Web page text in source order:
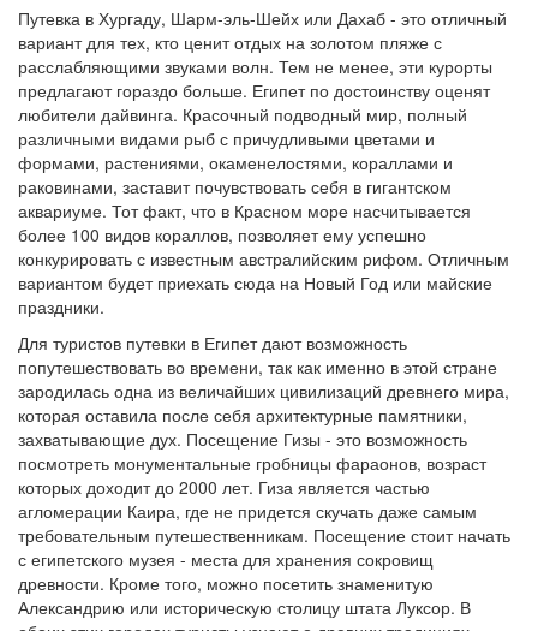
Путевка в Хургаду, Шарм-эль-Шейх или Дахаб - это отличный
вариант для тех, кто ценит отдых на золотом пляже с
расслабляющими звуками волн. Тем не менее, эти курорты
предлагают гораздо больше. Египет по достоинству оценят
любители дайвинга. Красочный подводный мир, полный
различными видами рыб с причудливыми цветами и
формами, растениями, окаменелостями, кораллами и
раковинами, заставит почувствовать себя в гигантском
аквариуме. Тот факт, что в Красном море насчитывается
более 100 видов кораллов, позволяет ему успешно
конкурировать с известным австралийским рифом. Отличным
вариантом будет приехать сюда на Новый Год или майские
праздники.
Для туристов путевки в Египет дают возможность
попутешествовать во времени, так как именно в этой стране
зародилась одна из величайших цивилизаций древнего мира,
которая оставила после себя архитектурные памятники,
захватывающие дух. Посещение Гизы - это возможность
посмотреть монументальные гробницы фараонов, возраст
которых доходит до 2000 лет. Гиза является частью
агломерации Каира, где не придется скучать даже самым
требовательным путешественникам. Посещение стоит начать
с египетского музея - места для хранения сокровищ
древности. Кроме того, можно посетить знаменитую
Александрию или историческую столицу штата Луксор. В